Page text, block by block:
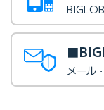
メール